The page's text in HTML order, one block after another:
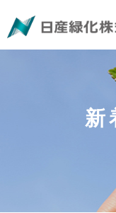
新